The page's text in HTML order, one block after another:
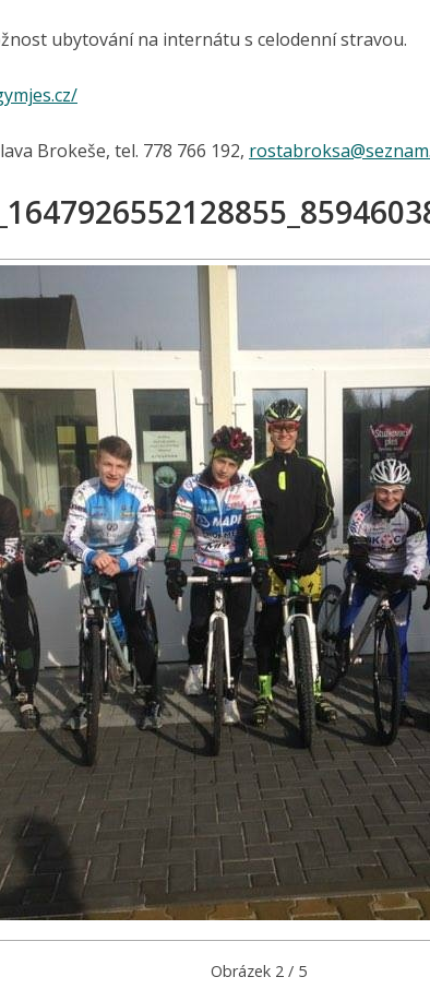
ubytování na internátu s celodenní stravou.
Brokeše, tel. 778 766 192, rostabroksa@
Obrázek 2 / 5